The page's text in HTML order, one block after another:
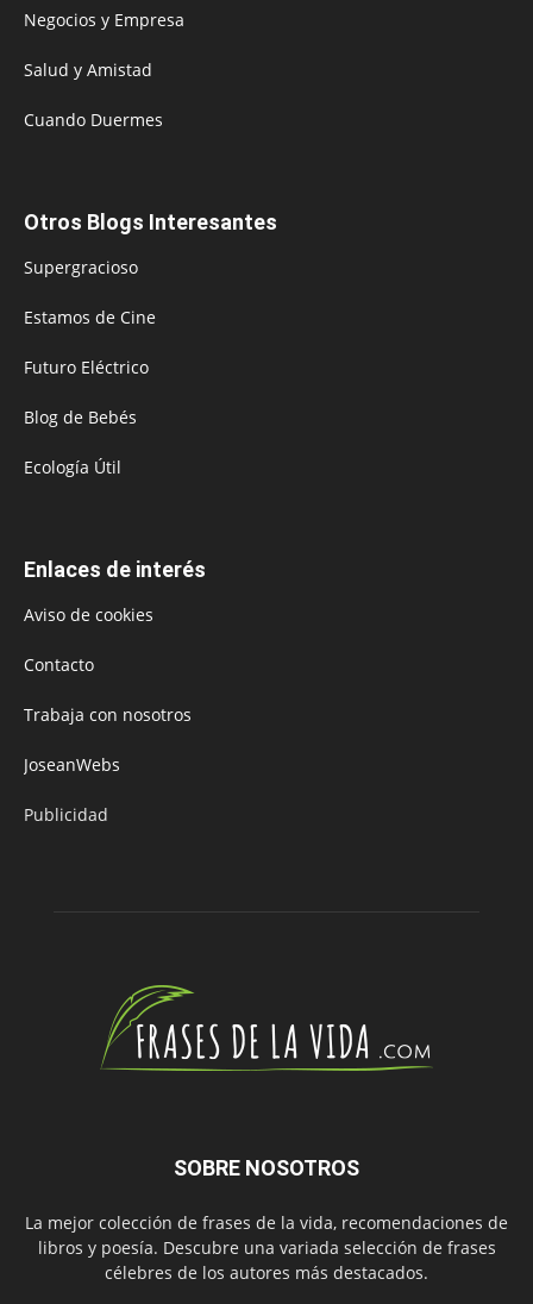
Negocios y Empresa
Salud y Amistad
Cuando Duermes
Otros Blogs Interesantes
Supergracioso
Estamos de Cine
Futuro Eléctrico
Blog de Bebés
Ecología Útil
Enlaces de interés
Aviso de cookies
Contacto
Trabaja con nosotros
JoseanWebs
Publicidad
SOBRE NOSOTROS
La mejor colección de frases de la vida, recomendaciones de
libros y poesía. Descubre una variada selección de frases
célebres de los autores más destacados.